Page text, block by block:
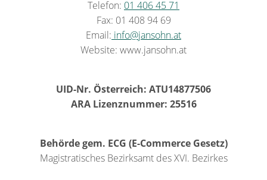
Telefon: 01 406 45 71
Fax: 01 408 94 69
Email: info@jansohn.at
Website: www.jansohn.at
UID-Nr. Österreich: ATU14877506
ARA Lizenznummer: 25516
Behörde gem. ECG (E-Commerce Gesetz)
Magistratisches Bezirksamt des XVI. Bezirkes